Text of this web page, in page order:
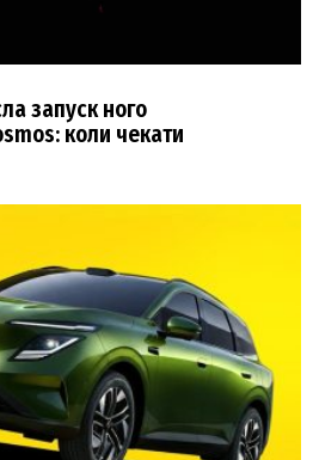
запуск ного
коли чекати